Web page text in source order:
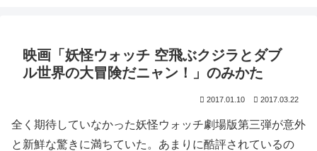
映画「妖怪ウォッチ 空飛ぶクジラとダブ
ル世界の大冒険だニャン！」のみかた
2017.01.10 2017.03.22
全く期待していなかった妖怪ウォッチ劇場版第三弾が意外
と新鮮な驚きに満ちていた。あまりに酷評されているの